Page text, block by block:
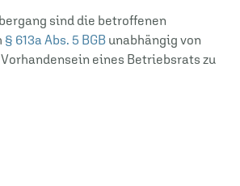
sind die betroffenen
§ 613a Abs. 5 BGB unabhängig von
eines Betriebsrats zu